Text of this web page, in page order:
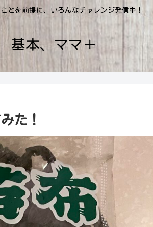
とを前提に、いろんなチャレンジ発信中！
基本、ママ＋
た！